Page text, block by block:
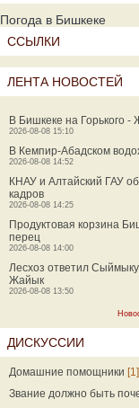
Погода в Бишкеке
ССЫЛКИ
ЛЕНТА НОВОСТЕЙ
В Бишкеке на Горького -
2026-08-08 15:10
В Кемпир-Абадском
2026-08-08 14:52
КНАУ и Алтайский ГАУ
кадров
2026-08-08 14:25
Продуктовая корзина
перец
2026-08-08 14:00
Лесхоз ответил
Жайык
2026-08-08 13:50
ДИСКУССИИ
Домашние помощники [1]
Звание должно быть